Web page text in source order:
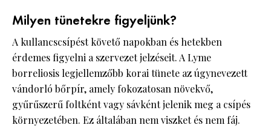
Milyen tünetekre figyeljünk?
A kullancscsípést követő napokban és hetekben
érdemes figyelni a szervezet jelzéseit. A Lyme
borreliosis legjellemzőbb korai tünete az úgynevezett
vándorló bőrpír, amely fokozatosan növekvő,
gyűrűszerű foltként vagy sávként jelenik meg a csípés
környezetében. Ez általában nem viszket és nem fáj.